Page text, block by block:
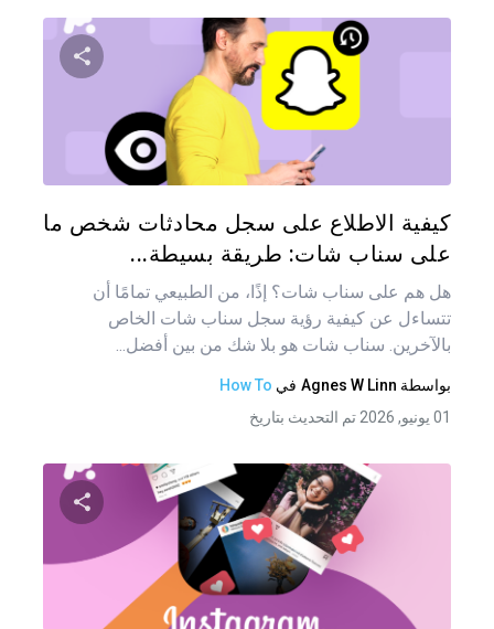
كيفية الاطلاع على سجل محادثات شخص ما
على سناب شات: طريقة بسيطة...
هل هم على سناب شات؟ إذًا، من الطبيعي تمامًا أن
تتساءل عن كيفية رؤية سجل سناب شات الخاص
بالآخرين. سناب شات هو بلا شك من بين أفضل...
بواسطة Agnes W Linn في How To
01 يونيو, 2026 تم التحديث بتاريخ